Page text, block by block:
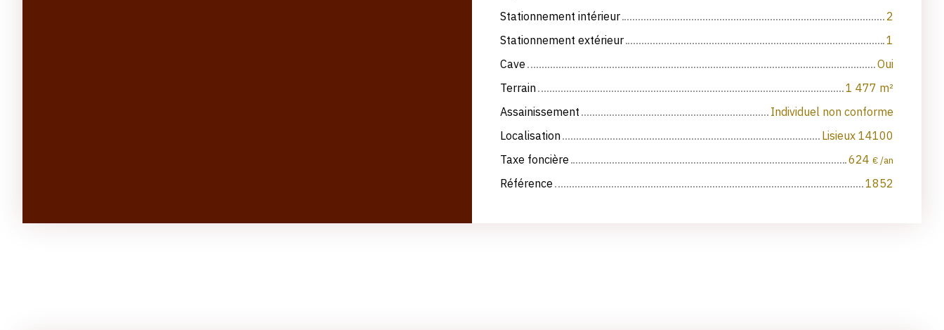
Stationnement intérieur
2
Stationnement extérieur
1
Cave
Oui
Terrain
1 477 m²
Assainissement
Individuel non conforme
Localisation
Lisieux 14100
Taxe foncière
624 € /an
Référence 1852